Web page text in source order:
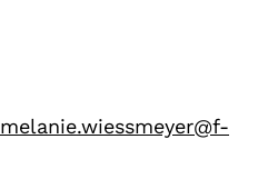
melanie.wiessmeyer@f-